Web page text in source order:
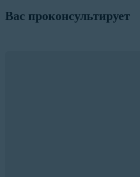
Вас проконсультирует